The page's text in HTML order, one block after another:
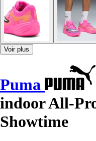
Voir plus
Puma
indoor All-
Showtime